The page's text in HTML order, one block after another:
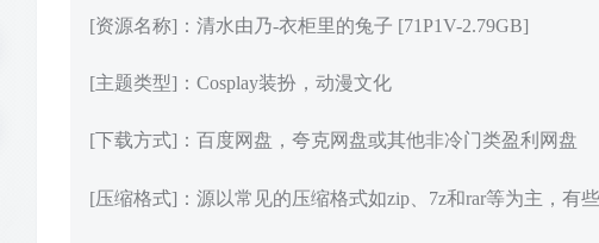
[资源名称]：清水由乃-衣柜里的兔子 [71P1V-2.79GB]
[主题类型]：Cosplay装扮，动漫文化
[下载方式]：百度网盘，夸克网盘或其他非冷门类盈利网盘
[压缩格式]：源以常见的压缩格式如zip、7z和rar等为主，有